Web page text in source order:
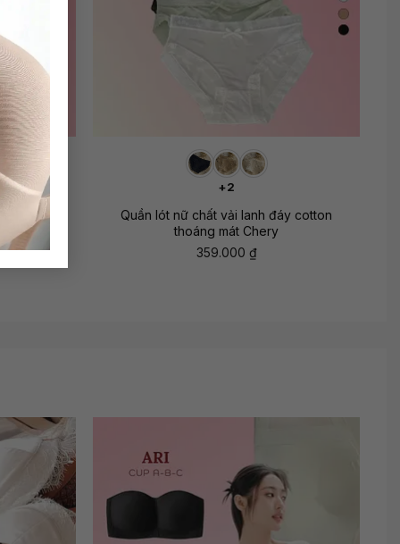
Zeo
+2
Quần lót nữ chất vải lanh đáy cotton
thoáng mát Chery
359.000 ₫